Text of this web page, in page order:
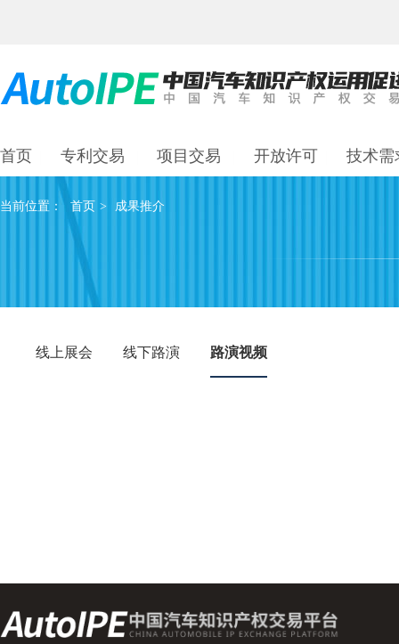
首页 专利交易 项目交易 开放许可 技术需
当前位置： 首页 > 成果推介
线上展会 线下路演 路演视频